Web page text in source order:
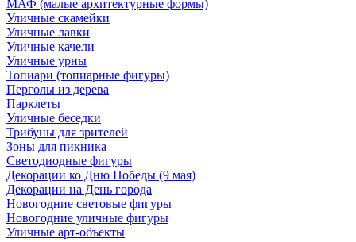
МАФ (малые архитектурные формы)
Уличные скамейки
Уличные лавки
Уличные качели
Уличные урны
Топиари (топиарные фигуры)
Перголы из дерева
Парклеты
Уличные беседки
Трибуны для зрителей
Зоны для пикника
Светодиодные фигуры
Декорации ко Дню Победы (9 мая)
Декорации на День города
Новогодние световые фигуры
Новогодние уличные фигуры
Уличные арт-объекты